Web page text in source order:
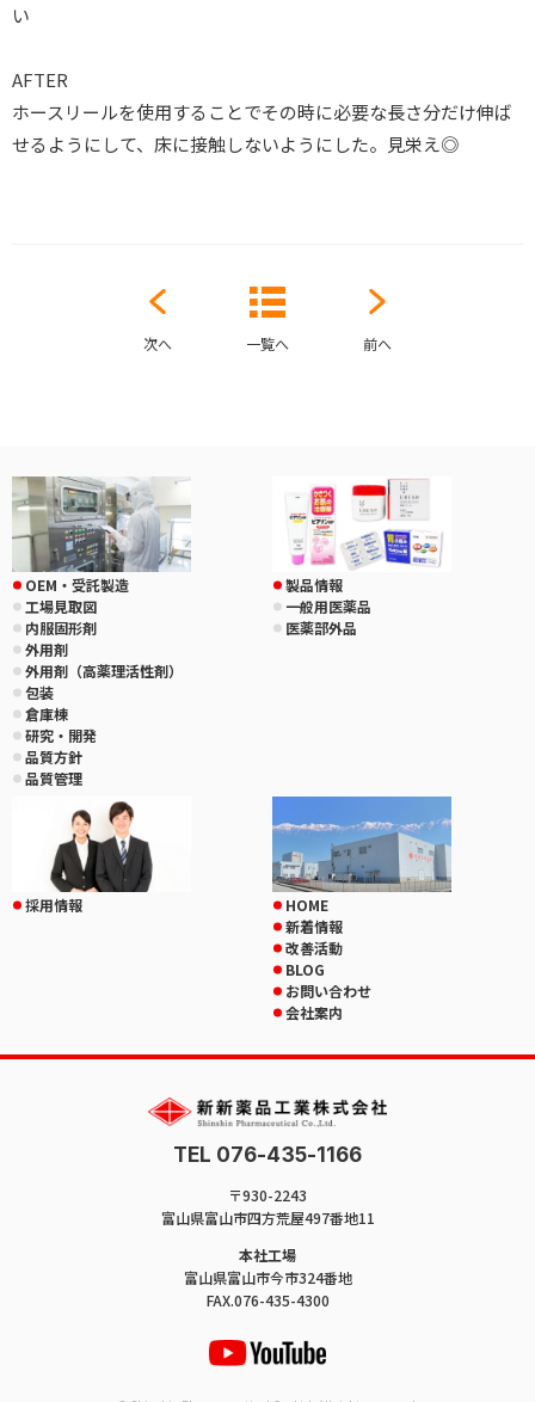
い
AFTER
ホースリールを使用することでその時に必要な長さ分だけ伸ば
せるようにして、床に接触しないようにした。見栄え◎
一覧へ
次へ 前へ
OEM・受託製造
工場見取図
内服固形剤
外用剤
外用剤（高薬理活性剤）
包装
倉庫棟
研究・開発
品質方針
品質管理
製品情報
一般用医薬品
医薬部外品
採用情報
HOME
新着情報
改善活動
BLOG
お問い合わせ
会社案内
TEL 076-435-1166
〒930-2243
富山県富山市四方荒屋497番地11
本社工場
富山県富山市今市324番地
FAX.076-435-4300